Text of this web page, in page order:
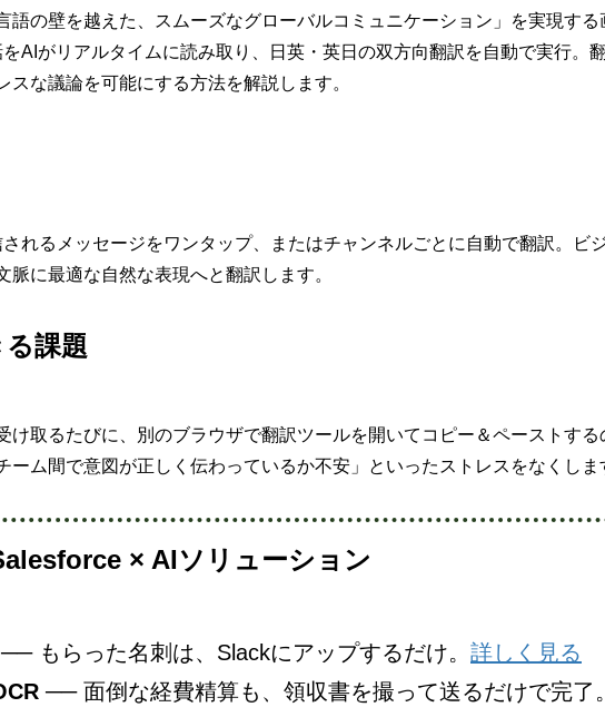
語の壁を越えた、スムーズなグローバルコミュニケーション」を実現する
AIがリアルタイムに読み取り、日英・英日の双方向翻訳を自動で実行。
スな議論を可能にする方法を解説します。
れるメッセージをワンタップ、またはチャンネルごとに自動で翻訳。ビ
脈に最適な自然な表現へと翻訳します。
課題
け取るたびに、別のブラウザで翻訳ツールを開いてコピー＆ペーストす
ーム間で意図が正しく伝わっているか不安」といったストレスをなくしま
× AIソリューション
── もらった名刺は、Slackにアップするだけ。 詳しく見る
── 面倒な経費精算も、領収書を撮って送るだけで完了。